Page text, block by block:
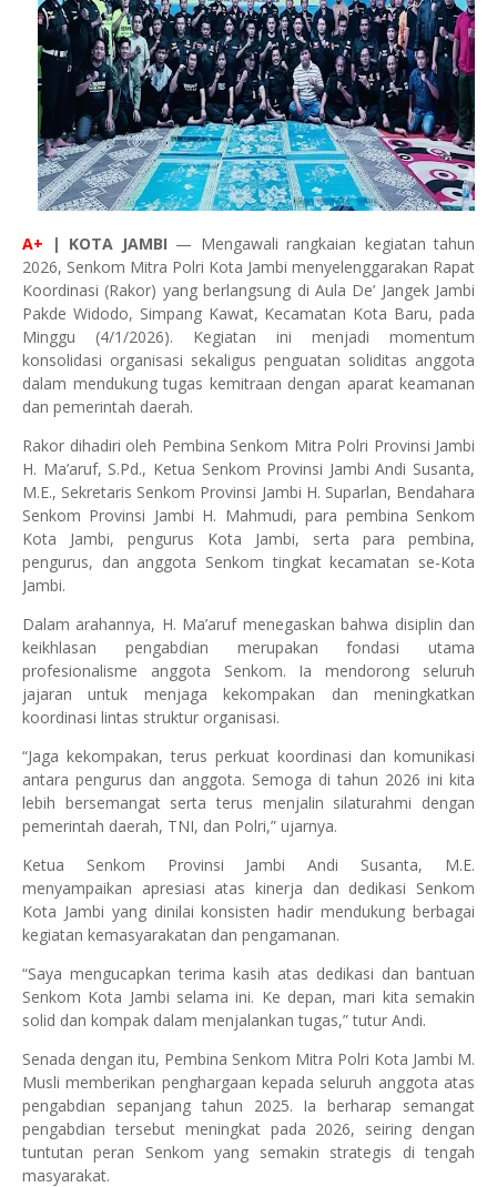
A+ | KOTA JAMBI — Mengawali rangkaian kegiatan tahun
2026, Senkom Mitra Polri Kota Jambi menyelenggarakan Rapat
Koordinasi (Rakor) yang berlangsung di Aula De’ Jangek Jambi
Pakde Widodo, Simpang Kawat, Kecamatan Kota Baru, pada
Minggu (4/1/2026). Kegiatan ini menjadi momentum
konsolidasi organisasi sekaligus penguatan soliditas anggota
dalam mendukung tugas kemitraan dengan aparat keamanan
dan pemerintah daerah.
Rakor dihadiri oleh Pembina Senkom Mitra Polri Provinsi Jambi
H. Ma’aruf, S.Pd., Ketua Senkom Provinsi Jambi Andi Susanta,
M.E., Sekretaris Senkom Provinsi Jambi H. Suparlan, Bendahara
Senkom Provinsi Jambi H. Mahmudi, para pembina Senkom
Kota Jambi, pengurus Kota Jambi, serta para pembina,
pengurus, dan anggota Senkom tingkat kecamatan se-Kota
Jambi.
Dalam arahannya, H. Ma’aruf menegaskan bahwa disiplin dan
keikhlasan pengabdian merupakan fondasi utama
profesionalisme anggota Senkom. Ia mendorong seluruh
jajaran untuk menjaga kekompakan dan meningkatkan
koordinasi lintas struktur organisasi.
“Jaga kekompakan, terus perkuat koordinasi dan komunikasi
antara pengurus dan anggota. Semoga di tahun 2026 ini kita
lebih bersemangat serta terus menjalin silaturahmi dengan
pemerintah daerah, TNI, dan Polri,” ujarnya.
Ketua Senkom Provinsi Jambi Andi Susanta, M.E.
menyampaikan apresiasi atas kinerja dan dedikasi Senkom
Kota Jambi yang dinilai konsisten hadir mendukung berbagai
kegiatan kemasyarakatan dan pengamanan.
“Saya mengucapkan terima kasih atas dedikasi dan bantuan
Senkom Kota Jambi selama ini. Ke depan, mari kita semakin
solid dan kompak dalam menjalankan tugas,” tutur Andi.
Senada dengan itu, Pembina Senkom Mitra Polri Kota Jambi M.
Musli memberikan penghargaan kepada seluruh anggota atas
pengabdian sepanjang tahun 2025. Ia berharap semangat
pengabdian tersebut meningkat pada 2026, seiring dengan
tuntutan peran Senkom yang semakin strategis di tengah
masyarakat.